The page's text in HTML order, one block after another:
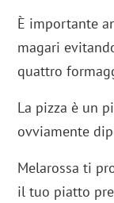
È importante
magari
quattro
La pizza è un
ovviamente
Melarossa ti
il tuo piatto